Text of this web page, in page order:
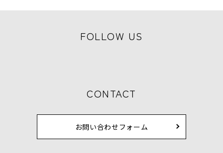
FOLLOW US
CONTACT
お問い合わせフォーム